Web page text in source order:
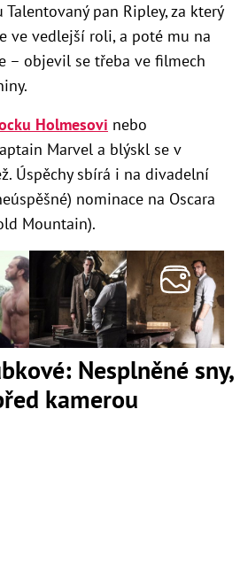
pan Ripley, za který
ve vedlejší roli, a poté mu na
– objevil se třeba ve filmech
Holmesovi nebo
Marvel a blýskl se v
Úspěchy sbírá i na divadelní
nominace na Oscara
Mountain).
Nesplněné sny,
kamerou